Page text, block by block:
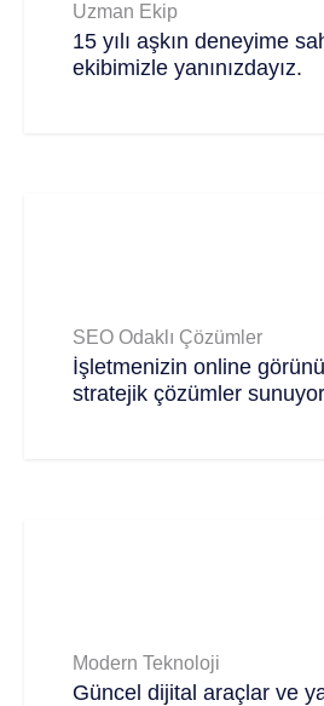
Uzman Ekip
15 yılı aşkın deneyime
ekibimizle yanınızdayız.
SEO Odaklı Çözümler
İşletmenizin online
stratejik çözümler
Modern Teknoloji
Güncel dijital araçlar ve